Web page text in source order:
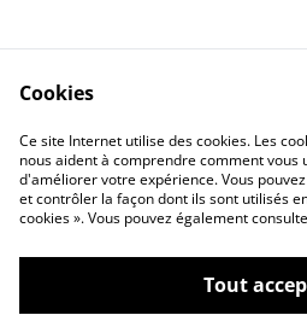
Contact Us
Privacy Policy
Cookies
Ce site Internet utilise des cookies. Les
nous aident à comprendre comment vous
d'améliorer votre expérience. Vous
et contrôler la façon dont ils sont utilisés
cookies ». Vous pouvez également
Tout